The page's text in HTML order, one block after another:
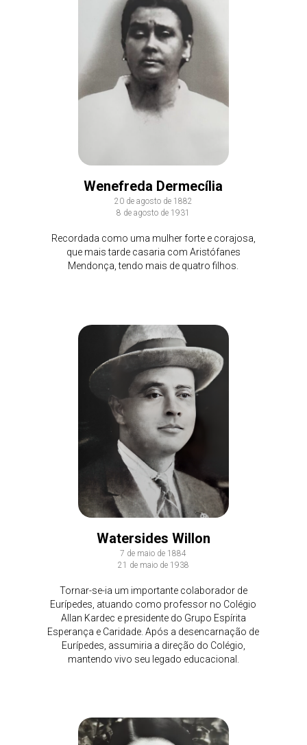
Wenefreda Dermecília
20 de agosto de 1882
8 de agosto de 1931
Recordada como uma mulher forte e corajosa,
que mais tarde casaria com Aristófanes
Mendonça, tendo mais de quatro filhos.
Watersides Willon
7 de maio de 1884
21 de maio de 1938
Tornar-se-ia um importante colaborador de
Eurípedes, atuando como professor no Colégio
Allan Kardec e presidente do Grupo Espírita
Esperança e Caridade. Após a desencarnação de
Eurípedes, assumiria a direção do Colégio,
mantendo vivo seu legado educacional.